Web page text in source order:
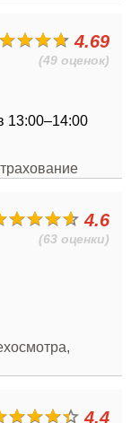
4.69
(49 оценок)
13:00–14:00
4.6
(63 оценки)
4.4